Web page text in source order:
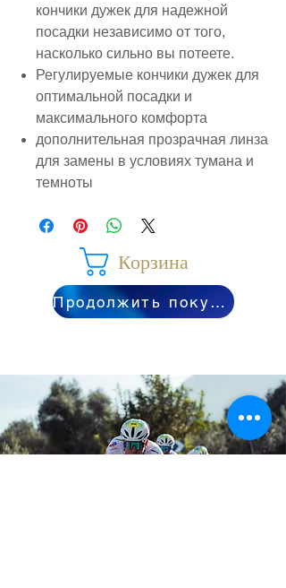
кончики дужек для надежной
посадки независимо от того,
насколько сильно вы потеете.
Регулируемые кончики дужек для
оптимальной посадки и
максимального комфорта
дополнительная прозрачная линза
для замены в условиях тумана и
темноты
Корзина
Продолжить покупки